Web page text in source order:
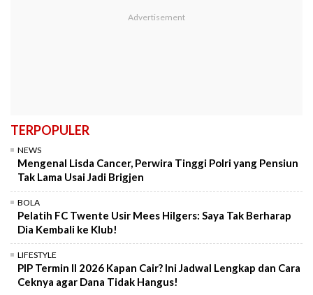
TERPOPULER
NEWS
Mengenal Lisda Cancer, Perwira Tinggi Polri yang Pensiun
Tak Lama Usai Jadi Brigjen
BOLA
Pelatih FC Twente Usir Mees Hilgers: Saya Tak Berharap
Dia Kembali ke Klub!
LIFESTYLE
PIP Termin II 2026 Kapan Cair? Ini Jadwal Lengkap dan Cara
Ceknya agar Dana Tidak Hangus!